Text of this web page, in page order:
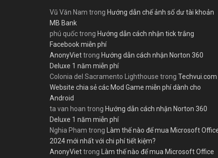
Vũ Văn Nam trong Hướng dẫn chế ảnh số dư tài khoản
MB Bank
phú quốctrong Hướng dẫn cách nhận tick trắng
Facebook miễn phí
AnonyViettrong Hướng dẫn cách nhận Norton 360
Deluxe 1 năm miễn phí
Colonia del Sacramento Lighthouse trong Techvui.com
Website chia sẻ các Mod Game miễn phí dành cho
Android
ta van hoan trong Hướng dẫn cách nhận Norton 360
Deluxe 1 năm miễn phí
Nghia Pham trong Làm thế nào để mua Microsoft
2024 mới nhất với chi phí tiết kiệm?
AnonyViettrong Làm thế nào để mua Microsoft Office